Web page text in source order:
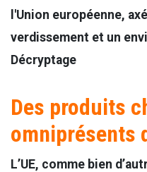
l'Union européenne,
verdissement et un
Décryptage
Des produits
omniprésents
L’UE, comme bien